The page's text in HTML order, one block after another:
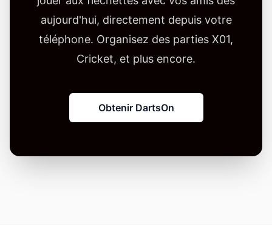
aujourd'hui, directement depuis votre
téléphone. Organisez des parties X01,
Cricket, et plus encore.
Obtenir DartsOn